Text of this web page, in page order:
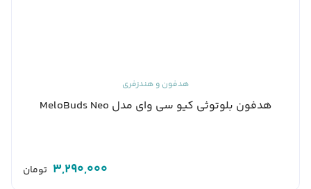
هدفون و هندزفری
هدفون بلوتوثی کیو سی وای مدل MeloBuds Neo
3,290,000 تومان